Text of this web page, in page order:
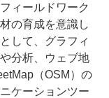
ィールドワーク
の育成を意識し
して、グラフィ
分析、ウェブ地
（OSM）の
ケーションツー